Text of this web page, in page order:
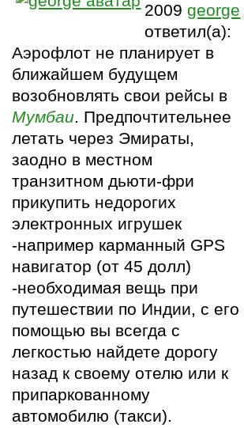
2009george
ответил(а):
Аэрофлот не планирует в
ближайшем будущем
возобновлять свои рейсы в
Мумбаи. Предпочтительнее
летать через Эмираты,
заодно в местном
транзитном дьюти-фри
прикупить недорогих
электронных игрушек
-например карманный GPS
навигатор (от 45 долл)
-необходимая вещь при
путешествии по Индии, с его
помощью вы всегда с
легкостью найдете дорогу
назад к своему отелю или к
припаркованному
автомобилю (такси).